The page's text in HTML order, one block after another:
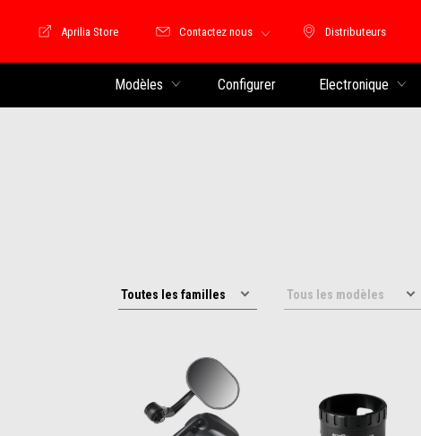
Distributeurs
Distributeurs
Store Motoguzzi
Aprilia Store Contactez nous
Modèles Configurer Electronique